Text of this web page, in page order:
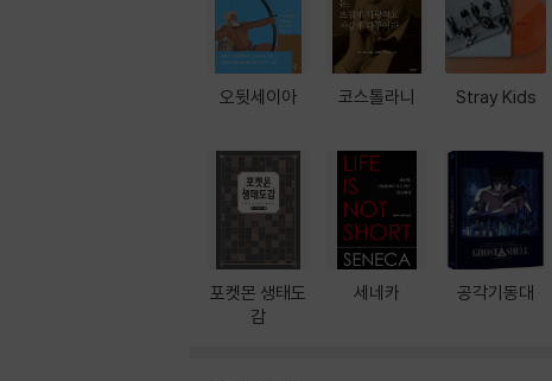
오뒷세이아
포켓몬 생태도
감
코스톨라니
세네카
Stray Kids
공각기동대